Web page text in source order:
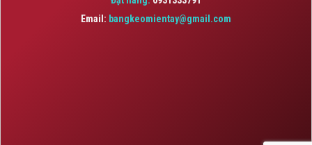
Email: bangkeomientay@gmail.com